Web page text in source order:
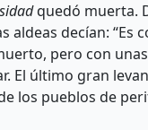
quedó muerta.
decían:
pero con
El último gran
los pueblos de